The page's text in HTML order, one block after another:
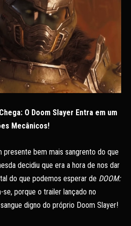
O Doom Slayer Entra em um
Mecânicos!
presente bem mais sangrento do que
decidiu que era a hora de nos dar
do que podemos esperar de DOOM:
se, porque o trailer lançado no
digno do próprio Doom Slayer!